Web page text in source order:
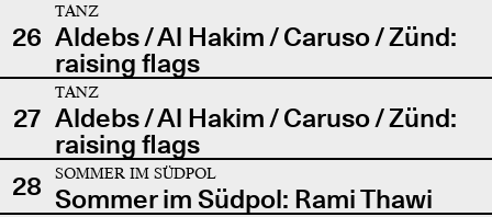
26
TANZ
Aldebs / Al Hakim / Caruso / Zünd:
raising flags
27
TANZ
Aldebs / Al Hakim / Caruso / Zünd:
raising flags
28
SOMMER IM SÜDPOL
Sommer im Südpol: Rami Thawi